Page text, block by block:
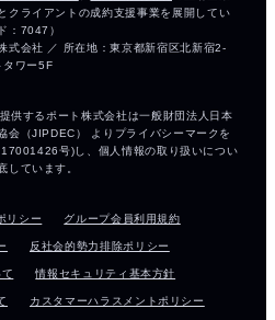
リシー グループ会員利用規約
反社会的勢力排除ポリシー
情報セキュリティ基本方針
カスタマーハラスメントポリシー